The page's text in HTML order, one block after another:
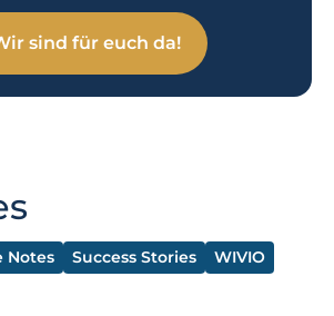
sind für euch da!
Notes Success Stories WIVIO